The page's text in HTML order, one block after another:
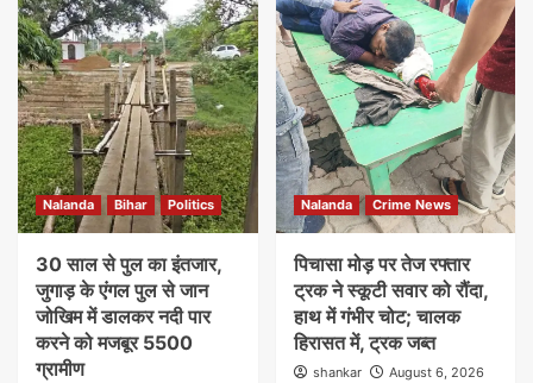
Nalanda Bihar Politics
30 साल से पुल का इंतजार,
जुगाड़ के एंगल पुल से जान
जोखिम में डालकर नदी पार
करने को मजबूर 5500
ग्रामीण
Nalanda Crime News
पिचासा मोड़ पर तेज रफ्तार
ट्रक ने स्कूटी सवार को रौंदा,
हाथ में गंभीर चोट; चालक
हिरासत में, ट्रक जब्त
shankar
August 6, 2026